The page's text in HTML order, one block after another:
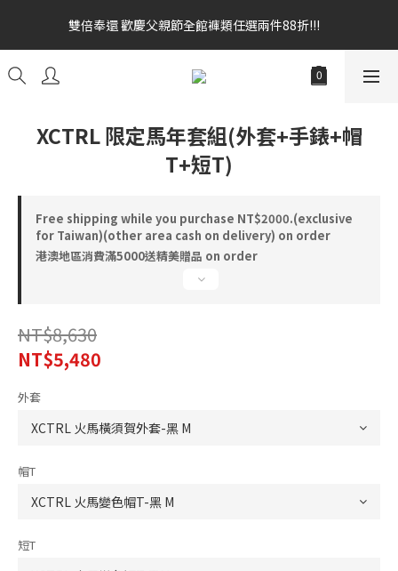
雙倍奉還 歡慶父親節全館褲類任選兩件88折!!!
雙倍奉還 歡慶父親節全館褲類任選兩件88折!!!
全館消費滿額$1680贈3D好野貓公仔(絲綢鐵黑) 滿額$2499贈達摩
金幣 送完為止!  滿$3000再贈現金卷$300元
雙倍奉還 歡慶父親節全館褲類任選兩件88折!!!
XCTRL 限定馬年套組(外套+手錶+帽
T+短T)
Free shipping while you purchase NT$2000.(exclusive
for Taiwan)(other area cash on delivery) on order
港澳地區消費滿5000送精美贈品 on order
NT$8,630
NT$5,480
外套
帽T
短T